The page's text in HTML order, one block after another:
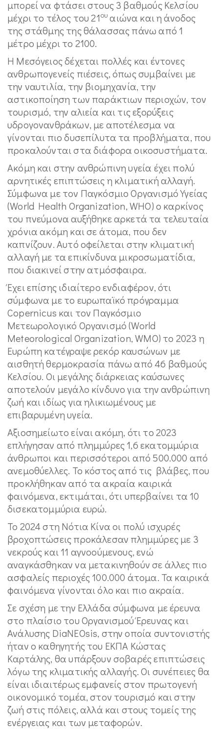
μπορεί να φτάσει στους 3 βαθμούς Κελσίου
μέχρι το τέλος του 21ου αιώνα και η άνοδος
της στάθμης της θάλασσας πάνω από 1
μέτρο μέχρι το 2100.
Η Μεσόγειος δέχεται πολλές και έντονες
ανθρωπογενείς πιέσεις, όπως συμβαίνει με
την ναυτιλία, την βιομηχανία, την
αστικοποίηση των παράκτιων περιοχών, τον
τουρισμό, την αλιεία και τις εξορύξεις
υδρογονανθράκων, με αποτέλεσμα να
γίνονται πιο δυσεπίλυτα τα προβλήματα, που
προκαλούνται στα διάφορα οικοσυστήματα.
Ακόμη και στην ανθρώπινη υγεία έχει πολύ
αρνητικές επιπτώσεις η κλιματική αλλαγή.
Σύμφωνα με τον Παγκόσμιο Οργανισμό Υγείας
(World Health Organization, WHO) ο καρκίνος
του πνεύμονα αυξήθηκε αρκετά τα τελευταία
χρόνια ακόμη και σε άτομα, που δεν
καπνίζουν. Αυτό οφείλεται στην κλιματική
αλλαγή με τα επικίνδυνα μικροσωματίδια,
που διακινεί στην ατμόσφαιρα.
Έχει επίσης ιδιαίτερο ενδιαφέρον, ότι
σύμφωνα με το ευρωπαϊκό πρόγραμμα
Copernicus και τον Παγκόσμιο
Μετεωρολογικό Οργανισμό (World
Meteorological Organization, WMO) το 2023 η
Ευρώπη κατέγραψε ρεκόρ καυσώνων με
αισθητή θερμοκρασία πάνω από 46 βαθμούς
Κελσίου. Οι μεγάλης διάρκειας καύσωνες
αποτελούν μεγάλο κίνδυνο για την ανθρώπινη
ζωή και ιδίως για ηλικιωμένους με
επιβαρυμένη υγεία.
Αξιοσημείωτο είναι ακόμη, ότι το 2023
επλήγησαν από πλημμύρες 1,6 εκατομμύρια
άνθρωποι και περισσότεροι από 500.000 από
ανεμοθύελλες. Το κόστος από τις βλάβες, που
προκλήθηκαν από τα ακραία καιρικά
φαινόμενα, εκτιμάται, ότι υπερβαίνει τα 10
δισεκατομμύρια ευρώ.
Το 2024 στη Νότια Κίνα οι πολύ ισχυρές
βροχοπτώσεις προκάλεσαν πλημμύρες με 3
νεκρούς και 11 αγνοούμενους, ενώ
αναγκάσθηκαν να μετακινηθούν σε άλλες πιο
ασφαλείς περιοχές 100.000 άτομα. Τα καιρικά
φαινόμενα γίνονται όλο και πιο ακραία.
Σε σχέση με την Ελλάδα σύμφωνα με έρευνα
στο πλαίσιο του Οργανισμού Έρευνας και
Ανάλυσης DiaNEOsis, στην οποία συντονιστής
ήταν ο καθηγητής του ΕΚΠΑ Κώστας
Καρτάλης, θα υπάρξουν σοβαρές επιπτώσεις
λόγω της κλιματικής αλλαγής. Οι συνέπειες θα
είναι ιδιαιτέρως εμφανείς στον πρωτογενή
οικονομικό τομέα, στον τουρισμό και στην
ζωή στις πόλεις, αλλά και στους τομείς της
ενέργειας και των μεταφορών.